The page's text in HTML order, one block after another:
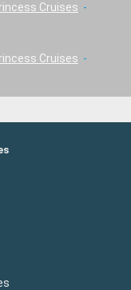
Cruises
Cruises